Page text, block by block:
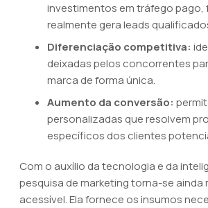
investimentos em tráfego pago,
realmente gera leads
Diferenciação competitiva:
deixadas pelos concorrentes
marca de forma única.
Aumento da conversão:
personalizadas que resolvem
específicos dos clientes
Com o auxílio da tecnologia e da
pesquisa de marketing torna-se ainda
acessível. Ela fornece os insumos